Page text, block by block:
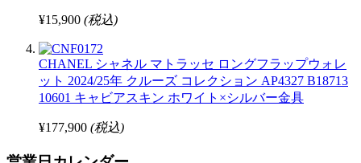
¥15,900 (税込)
CHANEL シャネル マトラッセ ロングフラップウォレ
ット 2024/25年 クルーズ コレクション AP4327 B18713
10601 キャビアスキン ホワイト×シルバー金具
¥177,900 (税込)